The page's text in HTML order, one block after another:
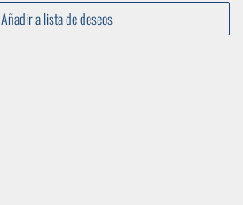
Añadir a lista de deseos